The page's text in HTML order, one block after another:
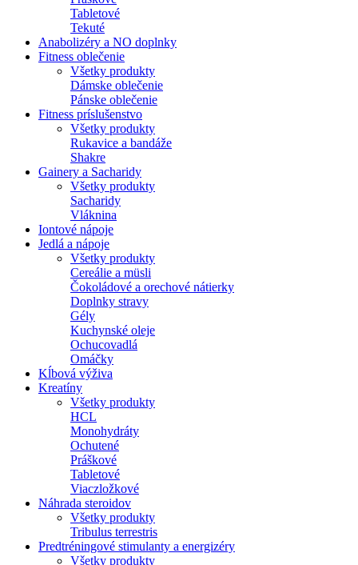
Tabletové
Tekuté
Anabolizéry a NO doplnky
Fitness oblečenie
Všetky produkty
Dámske oblečenie
Pánske oblečenie
Fitness príslušenstvo
Všetky produkty
Rukavice a bandáže
Shakre
Gainery a Sacharidy
Všetky produkty
Sacharidy
Vláknina
Iontové nápoje
Jedlá a nápoje
Všetky produkty
Cereálie a müsli
Čokoládové a orechové nátierky
Doplnky stravy
Gély
Kuchynské oleje
Ochucovadlá
Omáčky
Kĺbová výživa
Kreatíny
Všetky produkty
HCL
Monohydráty
Ochutené
Práškové
Tabletové
Viaczložkové
Náhrada steroidov
Všetky produkty
Tribulus terrestris
Predtréningové stimulanty a energizéry
Všetky produkty